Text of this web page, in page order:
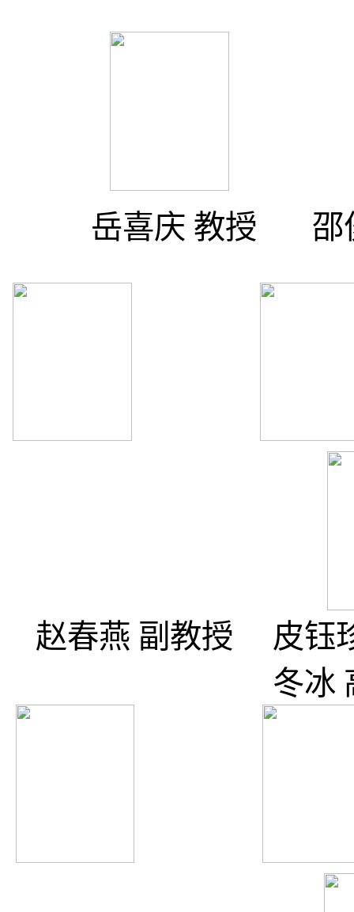
岳喜庆 教授 邵
赵春燕 副教授
皮钰
冬冰